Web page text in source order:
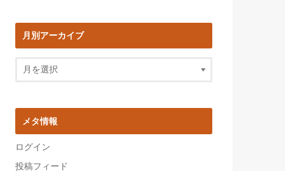
月別アーカイブ
メタ情報
ログイン
投稿フィード